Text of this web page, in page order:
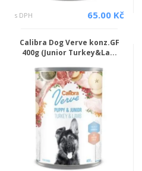
s DPH 65.00 Kč
Calibra Dog Verve konz.GF
400g (Junior Turkey&La...